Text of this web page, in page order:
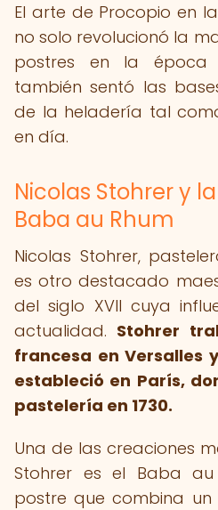
El arte de Procopio en
no solo revolucionó la
postres en la época
también sentó las
de la heladería tal
en día.
Nicolas Stohrer y
Baba au Rhum
Nicolas Stohrer,
es otro destacado
del siglo XVII cuya
actualidad. Stohrer
francesa en Versalles
estableció en París,
pastelería en 1730.
Una de las creaciones
Stohrer es el Baba au
postre que combina un